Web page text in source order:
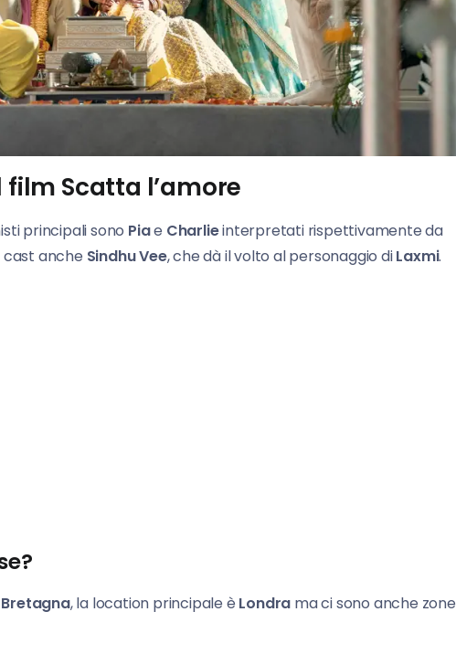
Scatta l’amore
principali sono Piae Charlieinterpretati rispettivamente da
cast anche Sindhu Vee, che dà il volto al personaggio diLaxmi.
, la location principale è Londra ma ci sono anche zone